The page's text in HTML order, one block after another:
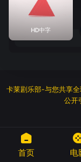
HD中字
卡莱剧乐部-与您共享
公开
首页 电